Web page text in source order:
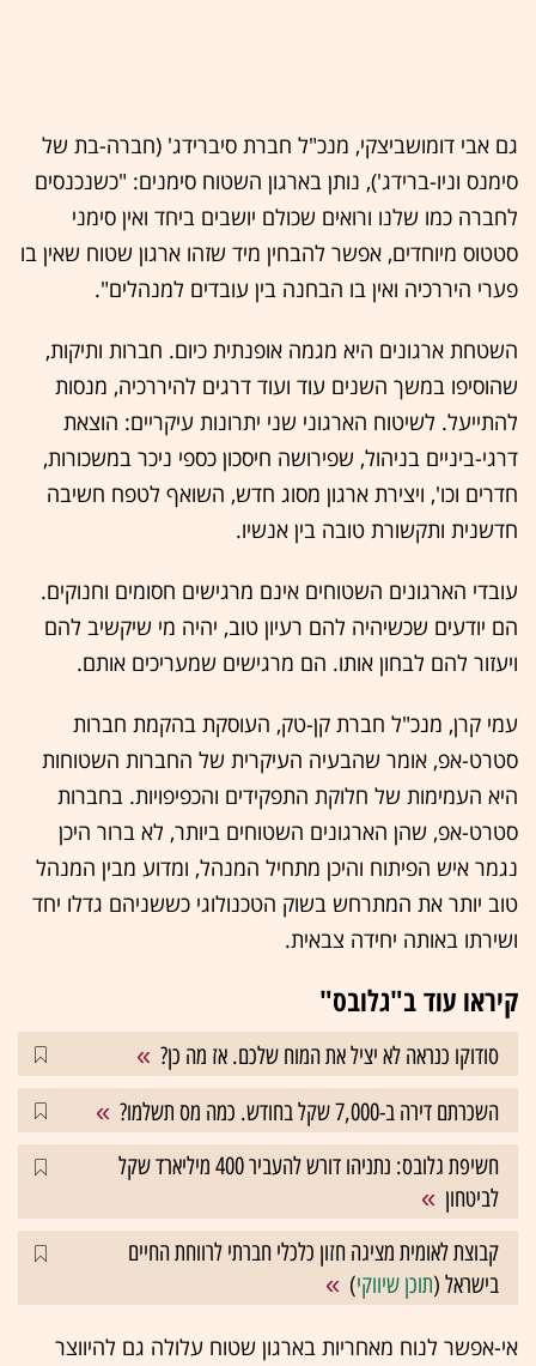
גם אבי דומושביצקי, מנכ"ל חברת סיברידג' (חברה-בת של
סימנס וניו-ברידג'), נותן בארגון השטוח סימנים: "כשנכנסים
לחברה כמו שלנו ורואים שכולם יושבים ביחד ואין סימני
סטטוס מיוחדים, אפשר להבחין מיד שזהו ארגון שטוח שאין בו
פערי היררכיה ואין בו הבחנה בין עובדים למנהלים".
השטחת ארגונים היא מגמה אופנתית כיום. חברות ותיקות,
שהוסיפו במשך השנים עוד ועוד דרגים להיררכיה, מנסות
להתייעל. לשיטוח הארגוני שני יתרונות עיקריים: הוצאת
דרגי-ביניים בניהול, שפירושה חיסכון כספי ניכר במשכורות,
חדרים וכו', ויצירת ארגון מסוג חדש, השואף לטפח חשיבה
חדשנית ותקשורת טובה בין אנשיו.
עובדי הארגונים השטוחים אינם מרגישים חסומים וחנוקים.
הם יודעים שכשיהיה להם רעיון טוב, יהיה מי שיקשיב להם
ויעזור להם לבחון אותו. הם מרגישים שמעריכים אותם.
עמי קרן, מנכ"ל חברת קן-טק, העוסקת בהקמת חברות
סטרט-אפ, אומר שהבעיה העיקרית של החברות השטוחות
היא העמימות של חלוקת התפקידים והכפיפויות. בחברות
סטרט-אפ, שהן הארגונים השטוחים ביותר, לא ברור היכן
נגמר איש הפיתוח והיכן מתחיל המנהל, ומדוע מבין המנהל
טוב יותר את המתרחש בשוק הטכנולוגי כששניהם גדלו יחד
ושירתו באותה יחידה צבאית.
קיראו עוד ב"גלובס"
סודוקו כנראה לא יציל את המוח שלכם. אז מה כן?
השכרתם דירה ב-7,000 שקל בחודש. כמה מס תשלמו?
חשיפת גלובס: נתניהו דורש להעביר 400 מיליארד שקל
לביטחון
קבוצת לאומית מציגה חזון כלכלי חברתי לרווחת החיים
בישראל (תוכן שיווקי)
אי-אפשר לנוח מאחריות בארגון שטוח עלולה גם להיווצר